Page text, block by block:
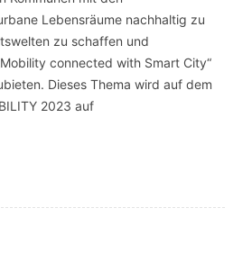
Lebensräume nachhaltig zu
zu schaffen und
connected with Smart City“
Dieses Thema wird auf dem
2023 auf